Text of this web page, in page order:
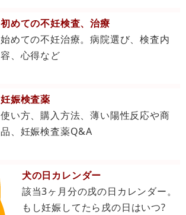
初めての不妊検査、治療
始めての不妊治療。病院選び、検査内
容、心得など
妊娠検査薬
使い方、購入方法、薄い陽性反応や商
品、妊娠検査薬Q&A
犬の日カレンダー
該当3ヶ月分の戌の日カレンダー。
もし妊娠してたら戌の日はいつ?